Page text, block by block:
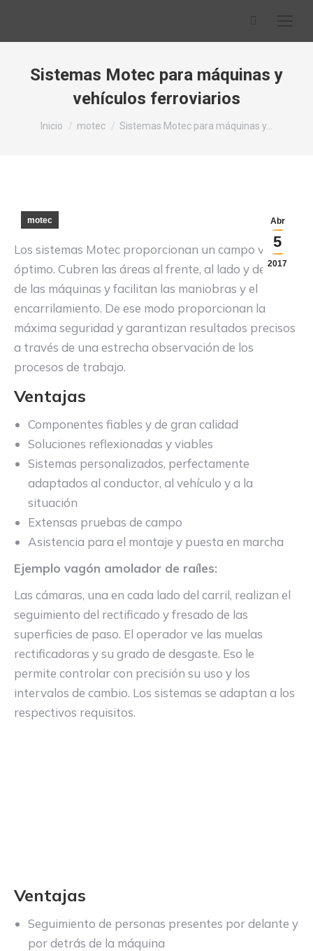
Sistemas Motec para máquinas y
vehículos ferroviarios
Estás aquí:
Inicio motec Sistemas Motec para máquinas y…
Abr
5
2017
motec
Los sistemas Motec proporcionan un campo visual
óptimo. Cubren las áreas al frente, al lado y detrás
de las máquinas y facilitan las maniobras y el
encarrilamiento. De ese modo proporcionan la
máxima seguridad y garantizan resultados precisos
a través de una estrecha observación de los
procesos de trabajo.
Ventajas
Componentes fiables y de gran calidad
Soluciones reflexionadas y viables
Sistemas personalizados, perfectamente
adaptados al conductor, al vehículo y a la
situación
Extensas pruebas de campo
Asistencia para el montaje y puesta en marcha
Ejemplo vagón amolador de raíles:
Las cámaras, una en cada lado del carril, realizan el
seguimiento del rectificado y fresado de las
superficies de paso. El operador ve las muelas
rectificadoras y su grado de desgaste. Eso le
permite controlar con precisión su uso y los
intervalos de cambio. Los sistemas se adaptan a los
respectivos requisitos.
Ventajas
Seguimiento de personas presentes por delante y
por detrás de la máquina